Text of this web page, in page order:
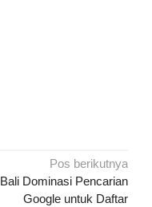
Pos berikutnya
Bali Dominasi Pencarian
Google untuk Daftar